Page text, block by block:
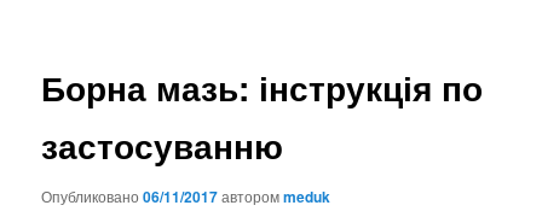
Борна мазь: інструкція по
застосуванню
Опубликовано06/11/2017авторомmeduk